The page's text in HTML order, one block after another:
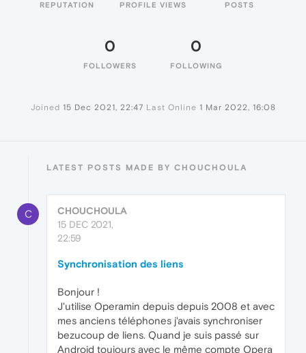
REPUTATION PROFILE VIEWS POSTS
0
FOLLOWERS
0
FOLLOWING
Joined 15 Dec 2021, 22:47 Last Online 1 Mar 2022, 16:08
LATEST POSTS MADE BY CHOUCHOULA
C
CHOUCHOULA
15 DEC 2021,
22:59
Synchronisation des liens
Bonjour !
J'utilise Operamin depuis depuis 2008 et avec
mes anciens téléphones j'avais synchroniser
bezucoup de liens. Quand je suis passé sur
Android toujours avec le même compte Opera